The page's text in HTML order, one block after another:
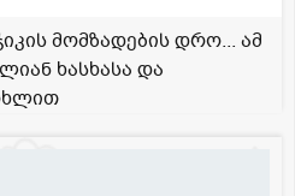
მომზადების დრო... ამ
ხასხასა და